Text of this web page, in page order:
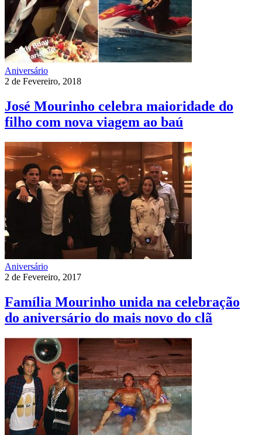
Aniversário
2 de Fevereiro, 2018
José Mourinho celebra maioridade do
filho com nova viagem ao baú
Aniversário
2 de Fevereiro, 2017
Família Mourinho unida na celebração
do aniversário do mais novo do clã